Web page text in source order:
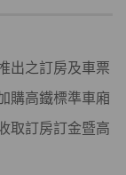
出之訂房及車票
購高鐵標準車廂
取訂房訂金暨高